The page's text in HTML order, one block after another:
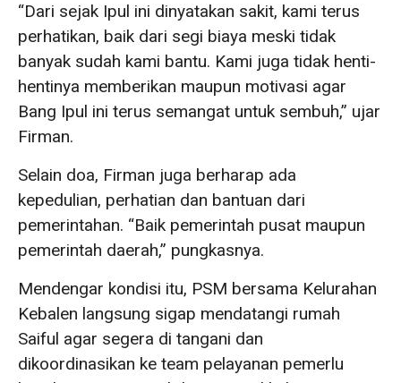
“Dari sejak Ipul ini dinyatakan sakit, kami terus
perhatikan, baik dari segi biaya meski tidak
banyak sudah kami bantu. Kami juga tidak henti-
hentinya memberikan maupun motivasi agar
Bang Ipul ini terus semangat untuk sembuh,” ujar
Firman.
Selain doa, Firman juga berharap ada
kepedulian, perhatian dan bantuan dari
pemerintahan. “Baik pemerintah pusat maupun
pemerintah daerah,” pungkasnya.
Mendengar kondisi itu, PSM bersama Kelurahan
Kebalen langsung sigap mendatangi rumah
Saiful agar segera di tangani dan
dikoordinasikan ke team pelayanan pemerlu